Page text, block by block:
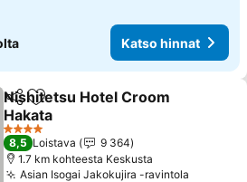
Katso hinnat
Jaa Lisää suosikkeihin
Nishitetsu Hotel Croom
Hakata
4 Tähtiluokitus
8,5 Loistava
9 364
1.7 km kohteesta Keskusta
Asian Isogai Jakokujira -ravintola